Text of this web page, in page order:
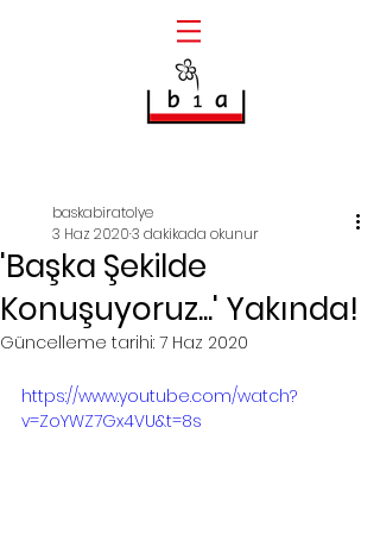
'Başka Şekilde
Konuşuyoruz...' Yakında!
baskabiratolye
3 Haz 20203 dakikada okunur
Güncelleme tarihi: 7 Haz 2020
https://www.youtube.com/watch?
v=ZoYWZ7Gx4VU&t=8s